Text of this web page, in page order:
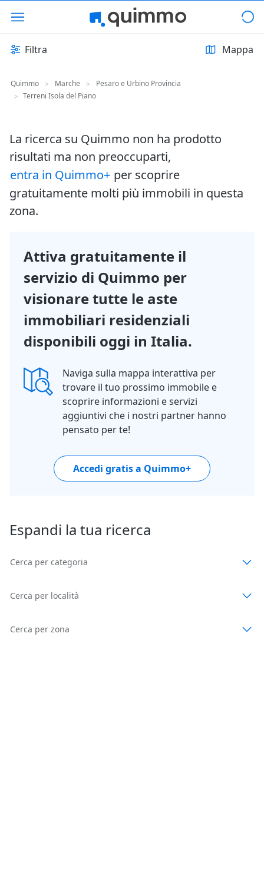
Filtra Mappa
Quimmo > Marche >
Pesaro e Urbino Provincia
> Terreni Isola del Piano
La ricerca su Quimmo non ha prodotto
risultati ma non preoccuparti,
entra in Quimmo+ per scoprire
gratuitamente molti più immobili in questa
zona.
Attiva gratuitamente il
servizio di Quimmo per
visionare tutte le aste
immobiliari residenziali
disponibili oggi in Italia.
Naviga sulla mappa interattiva per
trovare il tuo prossimo immobile e
scoprire informazioni e servizi
aggiuntivi che i nostri partner hanno
pensato per te!
Accedi gratis a Quimmo+
Espandi la tua ricerca
Cerca per categoria
Cerca per località
Cerca per zona